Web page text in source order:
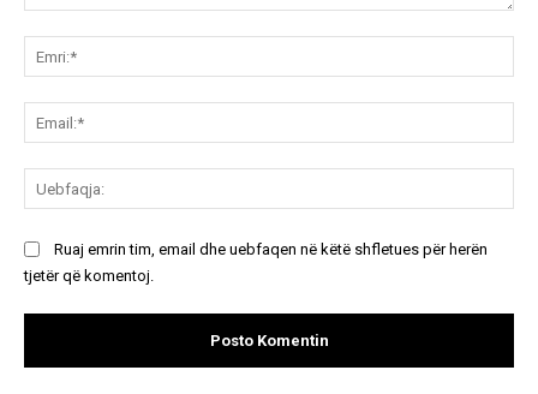
Ruaj emrin tim, email dhe uebfaqen në këtë shfletues për herën
tjetër që komentoj.